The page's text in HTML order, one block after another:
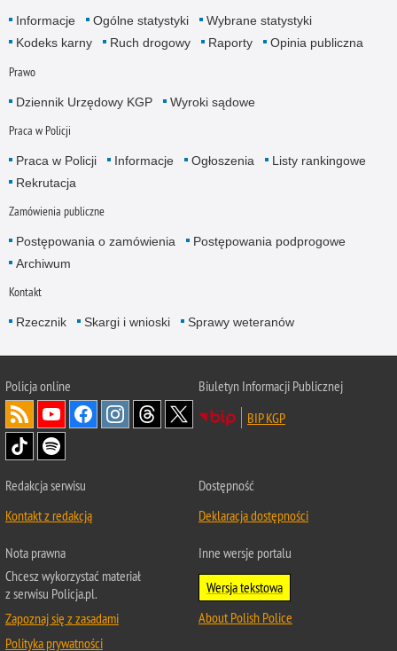
Informacje Ogólne statystyki
Wybrane statystyki
Kodeks karny
Ruch drogowy Raporty Opinia publiczna
Prawo
Dziennik Urzędowy KGP Wyroki sądowe
Praca w Policji
Praca w Policji Informacje Ogłoszenia
Listy rankingowe
Rekrutacja
Zamówienia publiczne
Postępowania o zamówienia
Postępowania podprogowe
Archiwum
Kontakt
Rzecznik Skargi i wnioski Sprawy weteranów
Policjaonline
Biuletyn Informacji Publicznej
BIP KGP
Redakcja serwisu
Kontakt z redakcją
Dostępność
Deklaracja dostępności
Nota prawna
Chcesz wykorzystać materiał
z serwisu Policja.pl.
Zapoznaj się z zasadami
Polityka prywatności
Inne wersje portalu
Wersja tekstowa
About Polish Police